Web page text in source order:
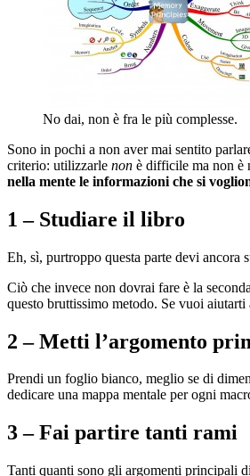
No dai, non è fra le più complesse.
Sono in pochi a non aver mai sentito
criterio: utilizzarle non è difficile ma non è
nella mente le informazioni che si
1 – Studiare il libro
Eh, sì, purtroppo questa parte devi ancora
Ciò che invece non dovrai fare è la
questo bruttissimo metodo. Se vuoi
2 – Metti l’argomento
Prendi un foglio bianco, meglio se di
dedicare una mappa mentale per ogni
3 – Fai partire tanti rami
Tanti quanti sono gli argomenti principali